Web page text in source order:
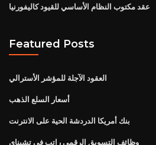
عقد مكتوب النظام الأساسي للقيود كاليفورنيا
Featured Posts
العقود الآجلة للمؤشر الأسترالي
أسعار السلع الذهب
بنك أمريكا الدردشة الحية على الانترنت
وظائف التسويق الرقمي راتب في تشيناي